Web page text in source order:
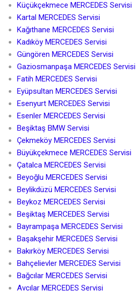
Küçükçekmece MERCEDES Servisi
Kartal MERCEDES Servisi
Kağıthane MERCEDES Servisi
Kadıköy MERCEDES Servisi
Güngören MERCEDES Servisi
Gaziosmanpaşa MERCEDES Servisi
Fatih MERCEDES Servisi
Eyüpsultan MERCEDES Servisi
Esenyurt MERCEDES Servisi
Esenler MERCEDES Servisi
Beşiktaş BMW Servisi
Çekmeköy MERCEDES Servisi
Büyükçekmece MERCEDES Servisi
Çatalca MERCEDES Servisi
Beyoğlu MERCEDES Servisi
Beylikdüzü MERCEDES Servisi
Beykoz MERCEDES Servisi
Beşiktaş MERCEDES Servisi
Bayrampaşa MERCEDES Servisi
Başakşehir MERCEDES Servisi
Bakırköy MERCEDES Servisi
Bahçelievler MERCEDES Servisi
Bağcılar MERCEDES Servisi
Avcılar MERCEDES Servisi